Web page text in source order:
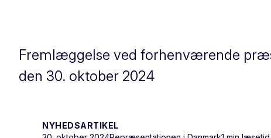
Fremlæggelse ved forhenværende
den 30. oktober 2024
NYHEDSARTIKEL